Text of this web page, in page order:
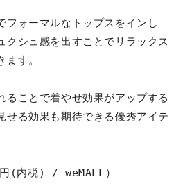
フォーマルなトップスをインし
クシュ感を出すことでリラックス
ます。
ることで着やせ効果がアップする
せる効果も期待できる優秀アイテ
(内税) / weMALL）